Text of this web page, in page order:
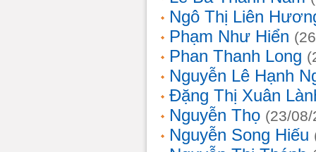
Ngô Thị Liên
Phạm Như Hiển
Phan Thanh Long
Nguyễn Lê Hạnh
Đặng Thị Xuân
Nguyễn Thọ (23/
Nguyễn Song Hiếu